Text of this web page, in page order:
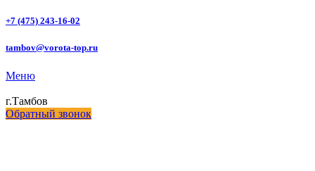
+7 (475) 243-16-02
tambov@vorota-top.ru
Меню
г.Тамбов
Обратный звонок